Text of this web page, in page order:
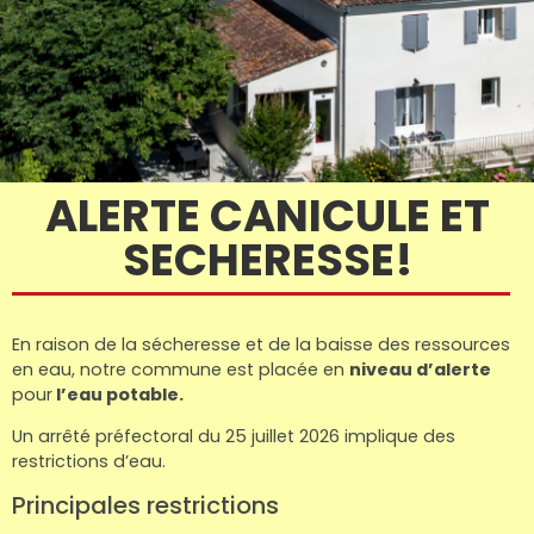
Bienvenue à
Léguillac-
de-l'Auche
Bienvenue à
Léguillac-
de-l'Auche
Bienvenue
à
Bienvenue
à
Bienvenue à
Léguillac-
de-l'Auche
Bienvenue à
Léguillac-
de-l'Auche
Bienvenue
à
Bienvenue
à
Bienvenue à
Léguillac-
de-l'Auche
Bienvenue à
Léguillac-
de-l'Auche
Bienvenue
à
Bienvenue
à
ALERTE CANICULE ET
SECHERESSE!
En raison de la sécheresse et de la baisse des ressources
en eau, notre commune est placée en niveau d’alerte
pour l’eau potable.
Un arrêté préfectoral du 25 juillet 2026 implique des
restrictions d’eau.
Principales restrictions